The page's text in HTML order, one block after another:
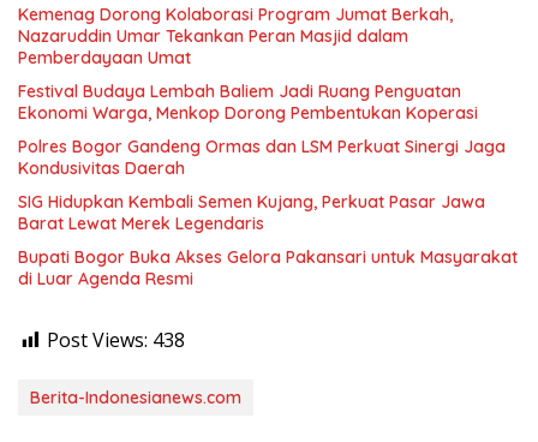
Kemenag Dorong Kolaborasi Program Jumat Berkah,
Nazaruddin Umar Tekankan Peran Masjid dalam
Pemberdayaan Umat
Festival Budaya Lembah Baliem Jadi Ruang Penguatan
Ekonomi Warga, Menkop Dorong Pembentukan Koperasi
Polres Bogor Gandeng Ormas dan LSM Perkuat Sinergi Jaga
Kondusivitas Daerah
SIG Hidupkan Kembali Semen Kujang, Perkuat Pasar Jawa
Barat Lewat Merek Legendaris
Bupati Bogor Buka Akses Gelora Pakansari untuk Masyarakat
di Luar Agenda Resmi
Post Views: 438
Berita-Indonesianews.com